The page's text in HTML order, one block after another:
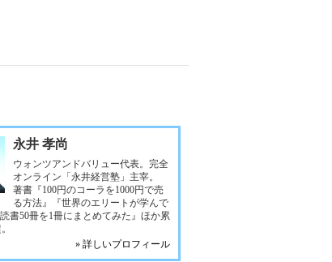
永井 孝尚
ウォンツアンドバリュー代表。完全
オンライン「永井経営塾」主宰。
著書『100円のコーラを1000円で売
る方法』『世界のエリートが学んで
書50冊を1冊にまとめてみた』ほか累
» 詳しいプロフィール